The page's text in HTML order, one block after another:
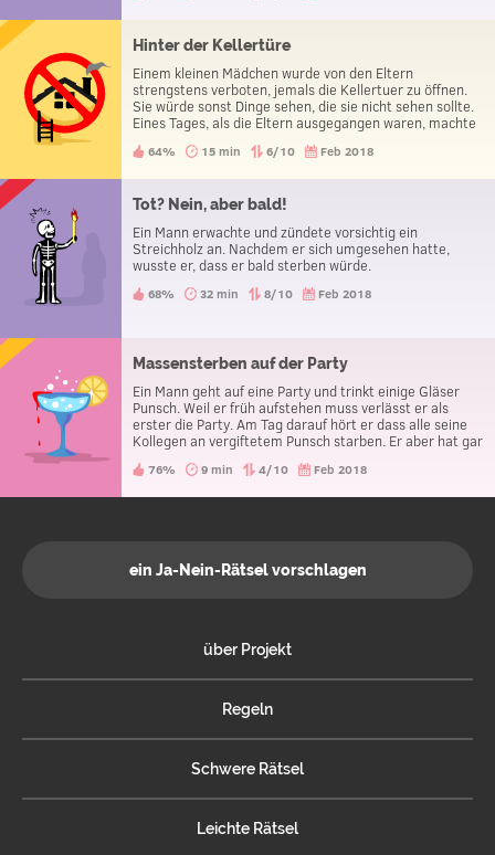
Hinter der Kellertüre
Einem kleinen Mädchen wurde von den Eltern
strengstens verboten, jemals die Kellertuer zu öffnen.
Sie würde sonst Dinge sehen, die sie nicht sehen sollte.
Eines Tages, als die Eltern ausgegangen waren, machte
Mädchen?
64% 15 min 6/10 Feb 2018
Tot? Nein, aber bald!
Ein Mann erwachte und zündete vorsichtig ein
Streichholz an. Nachdem er sich umgesehen hatte,
wusste er, dass er bald sterben würde.
68% 32 min 8/10 Feb 2018
Massensterben auf der Party
Ein Mann geht auf eine Party und trinkt einige Gläser
Punsch. Weil er früh aufstehen muss verlässt er als
erster die Party. Am Tag darauf hört er dass alle seine
Kollegen an vergiftetem Punsch starben. Er aber hat gar
ist er nicht gestorben?
76% 9 min 4/10 Feb 2018
ein Ja-Nein-Rätsel vorschlagen
über Projekt
Regeln
Schwere Rätsel
Leichte Rätsel